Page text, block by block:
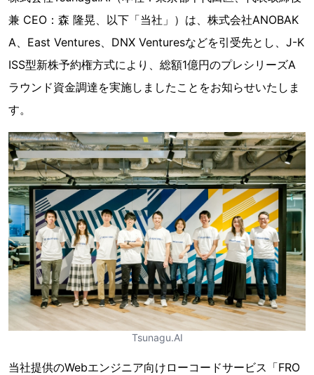
兼 CEO：森 隆晃、以下「当社」）は、株式会社ANOBAK
A、East Ventures、DNX Venturesなどを引受先とし、J-K
ISS型新株予約権方式により、総額1億円のプレシリーズA
ラウンド資金調達を実施しましたことをお知らせいたしま
す。
Tsunagu.AI
当社提供のWebエンジニア向けローコードサービス「FRO